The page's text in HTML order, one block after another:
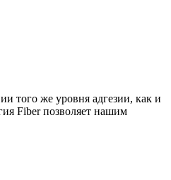
того же уровня адгезии, как и
Fiber позволяет нашим